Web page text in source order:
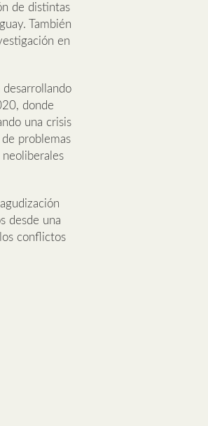
de distintas
También
en
donde
una crisis
problemas
desde una
conflictos